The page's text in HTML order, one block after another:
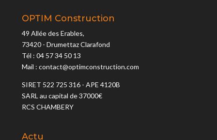
OPTIM Construction
49 Allée des Erables,
73420 - Drumettaz Clarafond
Tél : 04 57 34 50 13
Mail : contact@optimconstruction.com
SIRET 522 725 316 - APE 4120B
SARL au capital de 37000€
RCS CHAMBERY
Actu